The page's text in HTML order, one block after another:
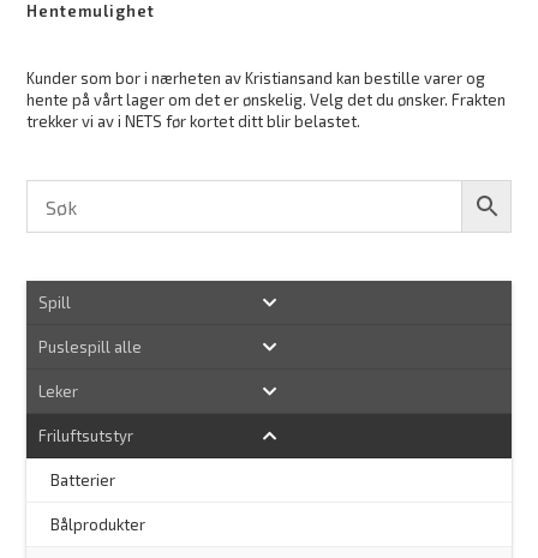
Hentemulighet
Kunder som bor i nærheten av Kristiansand kan bestille varer og
hente på vårt lager om det er ønskelig. Velg det du ønsker. Frakten
trekker vi av i NETS før kortet ditt blir belastet.
Spill
Puslespill alle
Leker
Friluftsutstyr
Batterier
Bålprodukter